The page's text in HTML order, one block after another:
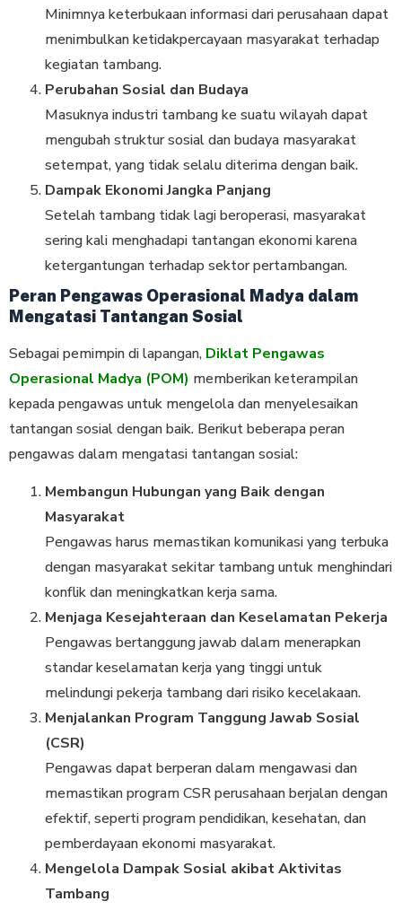
Minimnya keterbukaan informasi dari perusahaan dapat
menimbulkan ketidakpercayaan masyarakat terhadap
kegiatan tambang.
Perubahan Sosial dan Budaya
Masuknya industri tambang ke suatu wilayah dapat
mengubah struktur sosial dan budaya masyarakat
setempat, yang tidak selalu diterima dengan baik.
Dampak Ekonomi Jangka Panjang
Setelah tambang tidak lagi beroperasi, masyarakat
sering kali menghadapi tantangan ekonomi karena
ketergantungan terhadap sektor pertambangan.
Peran Pengawas Operasional Madya dalam
Mengatasi Tantangan Sosial
Sebagai pemimpin di lapangan, Diklat Pengawas
Operasional Madya (POM) memberikan keterampilan
kepada pengawas untuk mengelola dan menyelesaikan
tantangan sosial dengan baik. Berikut beberapa peran
pengawas dalam mengatasi tantangan sosial:
Membangun Hubungan yang Baik dengan
Masyarakat
Pengawas harus memastikan komunikasi yang terbuka
dengan masyarakat sekitar tambang untuk menghindari
konflik dan meningkatkan kerja sama.
Menjaga Kesejahteraan dan Keselamatan Pekerja
Pengawas bertanggung jawab dalam menerapkan
standar keselamatan kerja yang tinggi untuk
melindungi pekerja tambang dari risiko kecelakaan.
Menjalankan Program Tanggung Jawab Sosial
(CSR)
Pengawas dapat berperan dalam mengawasi dan
memastikan program CSR perusahaan berjalan dengan
efektif, seperti program pendidikan, kesehatan, dan
pemberdayaan ekonomi masyarakat.
Mengelola Dampak Sosial akibat Aktivitas
Tambang